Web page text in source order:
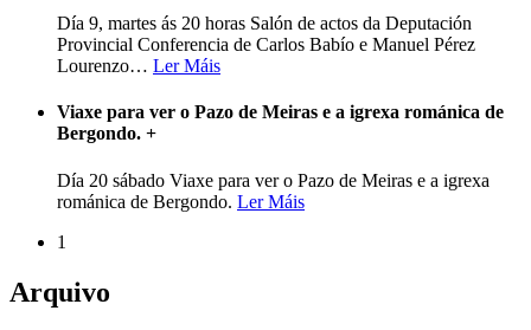
Día 9, martes ás 20 horas Salón de actos da Deputación
Provincial Conferencia de Carlos Babío e Manuel Pérez
Lourenzo… Ler Máis
Viaxe para ver o Pazo de Meiras e a igrexa románica de
Bergondo. +
Día 20 sábado Viaxe para ver o Pazo de Meiras e a igrexa
románica de Bergondo. Ler Máis
1
Arquivo